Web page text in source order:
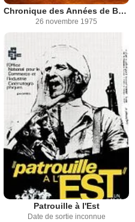
Chronique des Années de Braise
26 novembre 1975
Patrouille à l'Est
Date de sortie inconnue